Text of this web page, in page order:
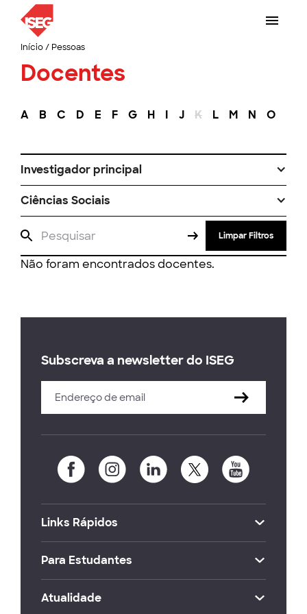
Início/ Pessoas
Docentes
A B C D E F G H I J K L M N O
Investigador principal
Ciências Sociais
Limpar Filtros
Não foram encontrados docentes.
Subscreva a newsletter do ISEG
Links Rápidos
Para Estudantes
Atualidade